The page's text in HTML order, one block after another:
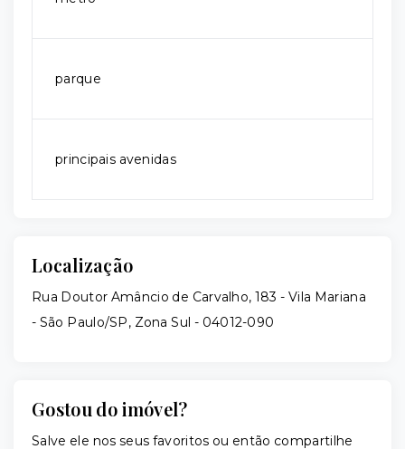
parque
principais avenidas
Localização
Rua Doutor Amâncio de Carvalho, 183 - Vila Mariana
- São Paulo/SP, Zona Sul - 04012-090
Gostou do imóvel?
Salve ele nos seus favoritos ou então compartilhe